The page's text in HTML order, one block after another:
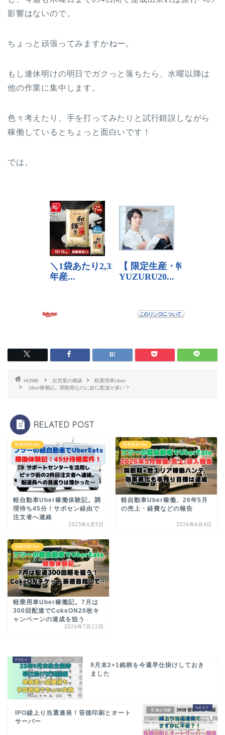
影響はないので。
ちょっと頑張ってみますかねー。
もし連休明けの明日でガクっと落ちたら、水曜以降は
他の作業に集中します。
色々考えたり、手を打ってみたりと試行錯誤しながら
稼働しているとちょっと面白いです！
では。
HOME 自営業の構築
軽乗用車Uber
Uber稼働記。閑散期なのに妙に配達が多い？
RELATED POST
軽乗用車Uber
軽自動車Uber稼働体験記。調
理待ち45分！サポセン経由で
注文者へ連絡
2023年6月5日
軽乗用車Uber
軽自動車Uber稼働、26年5月
の売上・経費などの報告
2026年6月4日
軽乗用車Uber
軽乗用車Uber稼働記。7月は
300回配達でCokeON20枚キ
ャンペーンの達成を狙う
2026年7月22日
9月末2+1銘柄を今週早仕掛けしておき
ました
IPO繰上り当選連発！笹徳印刷とオート
サーバー